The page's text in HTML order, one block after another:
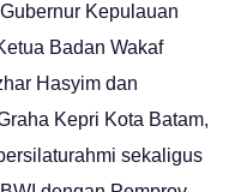
Kepulauan
Badan Wakaf
Hasyim dan
Kepri Kota Batam,
sekaligus